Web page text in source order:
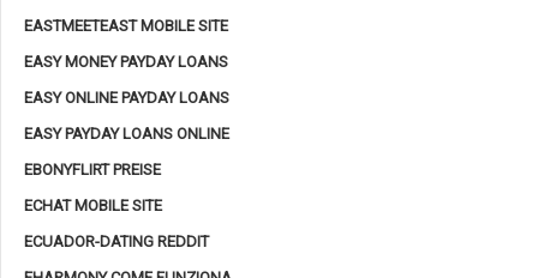
EASTMEETEAST MOBILE SITE
EASY MONEY PAYDAY LOANS
EASY ONLINE PAYDAY LOANS
EASY PAYDAY LOANS ONLINE
EBONYFLIRT PREISE
ECHAT MOBILE SITE
ECUADOR-DATING REDDIT